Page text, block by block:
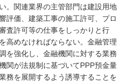
。関連業界の主管部門は建設用地
評価、建築工事の施工許可、プロ
査許可等の仕事をしっかりと行
高めなければならない。金融管理
を強化し、金融機関に対する業務
関が法規制に基づいてPPP預金量
務を展開するよう誘導することを